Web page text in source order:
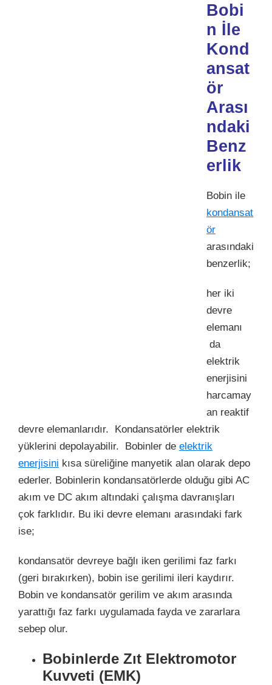
Bobi
n İle
Kond
ansat
ör
Arası
ndaki
Benz
erlik
Bobin ile
kondansat
ör
arasındaki
benzerlik;
her iki
devre
elemanı
da
elektrik
enerjisini
harcamay
an reaktif
devre elemanlarıdır. Kondansatörler elektrik
yüklerini depolayabilir. Bobinler de elektrik
enerjisini kısa süreliğine manyetik alan olarak depo
ederler. Bobinlerin kondansatörlerde olduğu gibi AC
akım ve DC akım altındaki çalışma davranışları
çok farklıdır. Bu iki devre elemanı arasındaki fark
ise;
kondansatör devreye bağlı iken gerilimi faz farkı
(geri bırakırken), bobin ise gerilimi ileri kaydırır.
Bobin ve kondansatör gerilim ve akım arasında
yarattığı faz farkı uygulamada fayda ve zararlara
sebep olur.
Bobinlerde Zıt Elektromotor
Kuvveti (EMK)